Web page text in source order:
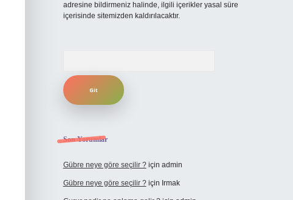
adresine bildirmeniz halinde, ilgili içerikler yasal süre
içerisinde sitemizden kaldırılacaktır.
Son Yorumlar
Gübre neye göre seçilir ?için admin
Gübre neye göre seçilir ?için Irmak